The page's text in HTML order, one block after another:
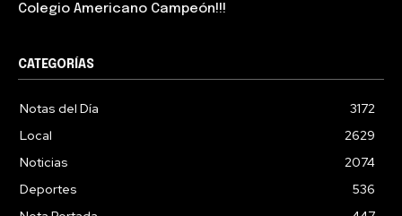
Colegio Americano Campeón!!!
CATEGORÍAS
Notas del Día
3172
Local
2629
Noticias
2074
Deportes
536